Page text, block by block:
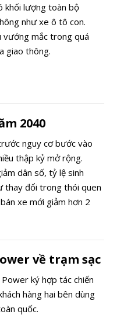
khối lượng toàn bộ
như xe ô tô con.
vướng mắc trong quá
giao thông.
2040
nguy cơ bước vào
thập kỷ mở rộng.
dân số, tỷ lệ sinh
thay đổi trong thói quen
xe mới giảm hơn 2
về trạm sạc
ký hợp tác chiến
hàng hai bên dùng
quốc.